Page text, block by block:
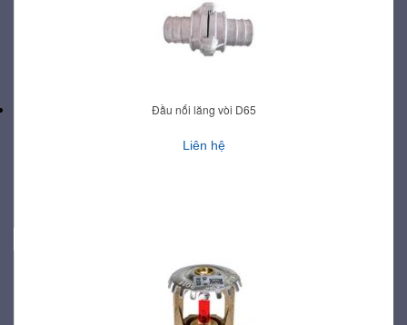
Đầu nối lăng vòi D65
Liên hệ